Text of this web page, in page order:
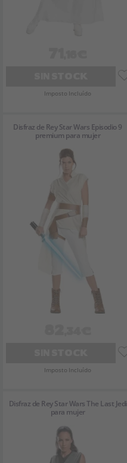
Imposto Incluído
Disfraz de Rey Star Wars Episodio 9
premium para mujer
Imposto Incluído
Disfraz de Rey Star Wars The Last Jedi
para mujer